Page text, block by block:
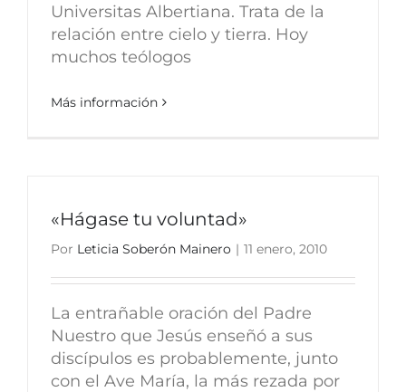
Universitas Albertiana. Trata de la
relación entre cielo y tierra. Hoy
muchos teólogos
Más información
«Hágase tu voluntad»
Por Leticia Soberón Mainero | 11 enero, 2010
La entrañable oración del Padre
Nuestro que Jesús enseñó a sus
discípulos es probablemente, junto
con el Ave María, la más rezada por